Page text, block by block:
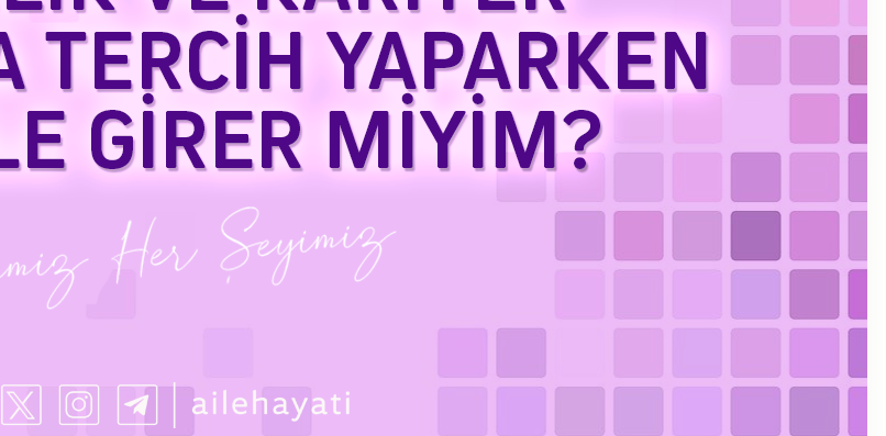
Kasım 2023
Eylül 2023
Ağustos 2023
Temmuz 2023
Haziran 2023
Mayıs 2023
Mart 2023
Haziran 2022